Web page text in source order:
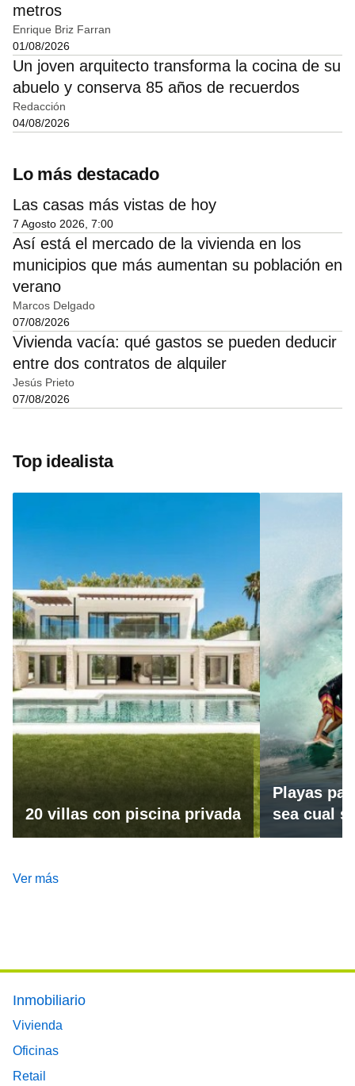
metros
Enrique Briz Farran
01/08/2026
Un joven arquitecto transforma la cocina de su
abuelo y conserva 85 años de recuerdos
Redacción
04/08/2026
Lo más destacado
Las casas más vistas de hoy
7 Agosto 2026, 7:00
Así está el mercado de la vivienda en los
municipios que más aumentan su población en
verano
Marcos Delgado
07/08/2026
Vivienda vacía: qué gastos se pueden deducir
entre dos contratos de alquiler
Jesús Prieto
07/08/2026
Top idealista
20 villas con piscina privada
Playas
sea cual
Ver más
Footer main menu
Inmobiliario
Vivienda
Oficinas
Retail